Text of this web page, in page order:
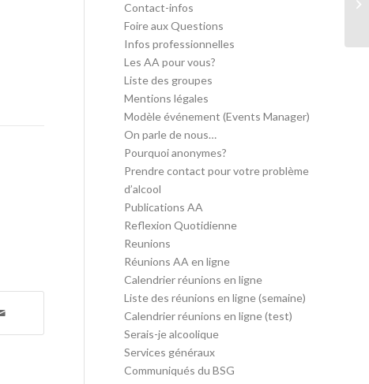
Contact-infos
Foire aux Questions
Infos professionnelles
Les AA pour vous?
Liste des groupes
Mentions légales
Modèle événement (Events Manager)
On parle de nous…
Pourquoi anonymes?
Prendre contact pour votre problème
d’alcool
Publications AA
Reflexion Quotidienne
Reunions
Réunions AA en ligne
Calendrier réunions en ligne
Liste des réunions en ligne (semaine)
Calendrier réunions en ligne (test)
Serais-je alcoolique
Services généraux
Communiqués du BSG